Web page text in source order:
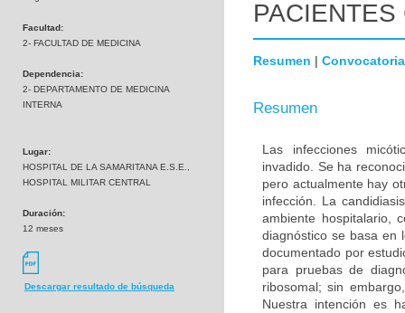
Facultad:
2- FACULTAD DE MEDICINA
Dependencia:
2- DEPARTAMENTO DE MEDICINA
INTERNA
Lugar:
HOSPITAL DE LA SAMARITANA E.S.E.,
HOSPITAL MILITAR CENTRAL
Duración:
12 meses
Descargar resultado de búsqueda
Resumen | Convocatoria
Resumen
Las infecciones
invadido. Se ha
pero actualmente hay
infección. La
ambiente hospitalario,
diagnóstico se basa en
documentado por
para pruebas de
ribosomal; sin
Nuestra intención es